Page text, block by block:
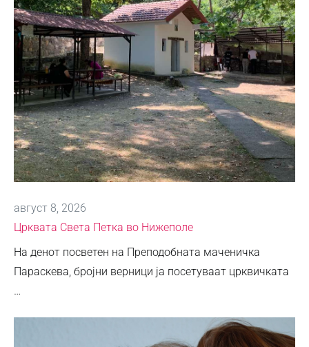
август 8, 2026
Црквата Света Петка во Нижеполе
На денот посветен на Преподобната маченичка
Параскева, бројни верници ја посетуваат црквичката
…